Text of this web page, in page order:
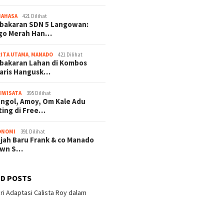
421 Dilihat
SDN 5 Langowan:
Merah Han…
UTAMA, MANADO 421 Dilihat
Lahan di Kombos
Hangusk…
395 Dilihat
Amoy, Om Kale Adu
di Free…
391 Dilihat
Baru Frank & co Manado
S…
POSTS
Adaptasi Calista Roy dalam